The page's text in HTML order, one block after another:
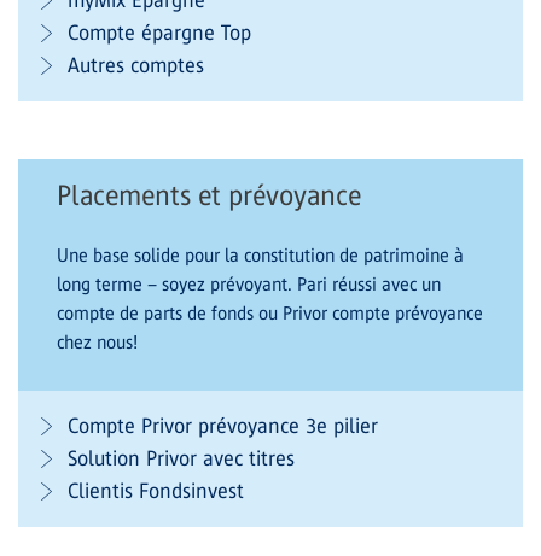
Compte épargne Top
Autres comptes
Placements et prévoyance
Une base solide pour la constitution de patrimoine à
long terme – soyez prévoyant. Pari réussi avec un
compte de parts de fonds ou Privor compte prévoyance
chez nous!
Compte Privor prévoyance 3e pilier
Solution Privor avec titres
Clientis Fondsinvest